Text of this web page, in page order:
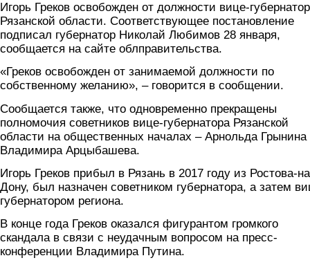
Игорь Греков освобожден от должности вице-
Рязанской области. Соответствующее постановление
подписал губернатор Николай Любимов 28 января,
сообщается на сайте облправительства.
«Греков освобожден от занимаемой должности по
собственному желанию», – говорится в сообщении.
Сообщается также, что одновременно прекращены
полномочия советников вице-губернатора Рязанской
области на общественных началах – Арнольда Грынина
Владимира Арцыбашева.
Игорь Греков прибыл в Рязань в 2017 году из Ростова-
Дону, был назначен советником губернатора, а затем
губернатором региона.
В конце года Греков оказался фигурантом громкого
скандала в связи с неудачным вопросом на пресс-
конференции Владимира Путина.